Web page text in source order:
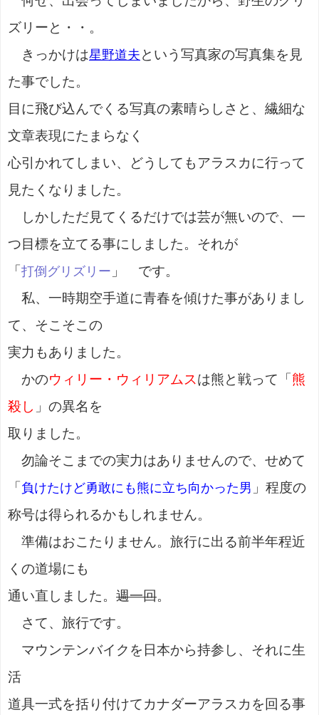
ズリーと・・。
きっかけは星野道夫 という写真家の写真集を見
た事でした。
目に飛び込んでくる写真の素晴らしさと、繊細な
文章表現にたまらなく
心引かれてしまい、どうしてもアラスカに行って
見たくなりました。
しかしただ見てくるだけでは芸が無いので、一
つ目標を立てる事にしました。それが
「 打倒グリズリー 」 です。
私、一時期空手道に青春を傾けた事がありまし
て、そこそこの
実力もありました。
かのウィリー・ウィリアムス は熊と戦って「 熊
殺し 」の異名を
取りました。
勿論そこまでの実力はありませんので、せめて
「 負けたけど勇敢にも熊に立ち向かった男 」程度の
称号は得られるかもしれません。
準備はおこたりません。旅行に出る前半年程近
くの道場にも
通い直しました。 週一回。
さて、旅行です。
マウンテンバイクを日本から持参し、それに生
活
道具一式を括り付けてカナダーアラスカを回る事